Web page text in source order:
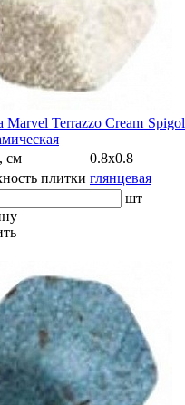
Marvel Terrazzo Cream
см
0.8x0.8
плитки глянцевая
шт